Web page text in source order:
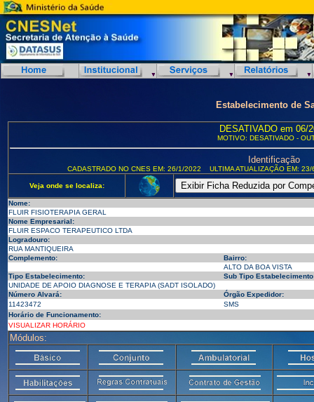
Estabelecimento de
DESATIVADO em 06/
MOTIVO: DESATIVADO -
Identificação
CADASTRADO NO CNES EM: 26/1/2022 ULTIMA ATUALIZAÇÃO EM:
Veja onde se localiza:
Nome:
FLUIR FISIOTERAPIA GERAL
Nome Empresarial:
FLUIR ESPACO TERAPEUTICO LTDA
Logradouro:
RUA MANTIQUEIRA
Complemento:
Bairro:
ALTO DA BOA VISTA
Tipo Estabelecimento:
Sub Tipo
UNIDADE DE APOIO DIAGNOSE E TERAPIA (SADT ISOLADO)
Número Alvará:
Órgão Expedidor:
11423472
SMS
Horário de Funcionamento:
VISUALIZAR HORÁRIO
Módulos: